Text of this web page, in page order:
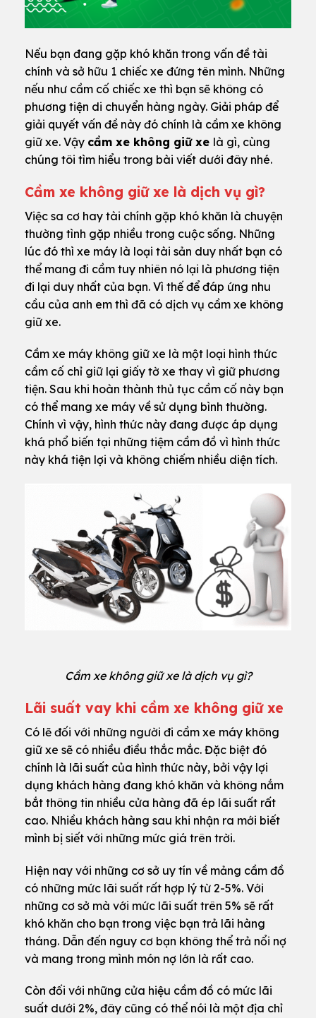
Nếu bạn đang gặp khó khăn trong vấn đề tài
chính và sở hữu 1 chiếc xe đứng tên mình. Những
nếu như cầm cố chiếc xe thì bạn sẽ không có
phương tiện di chuyển hàng ngày. Giải pháp để
giải quyết vấn đề này đó chính là cầm xe không
giữ xe. Vậy cầm xe không giữ xe là gì, cùng
chúng tôi tìm hiểu trong bài viết dưới đây nhé.
Cầm xe không giữ xe là dịch vụ gì?
Việc sa cơ hay tài chính gặp khó khăn là chuyện
thường tình gặp nhiều trong cuộc sống. Những
lúc đó thì xe máy là loại tài sản duy nhất bạn có
thể mang đi cầm tuy nhiên nó lại là phương tiện
đi lại duy nhất của bạn. Vì thế để đáp ứng nhu
cầu của anh em thì đã có dịch vụ cầm xe không
giữ xe.
Cầm xe máy không giữ xe là một loại hình thức
cầm cố chỉ giữ lại giấy tờ xe thay vì giữ phương
tiện. Sau khi hoàn thành thủ tục cầm cố này bạn
có thể mang xe máy về sử dụng bình thường.
Chính vì vậy, hình thức này đang được áp dụng
khá phổ biến tại những tiệm cầm đồ vì hình thức
này khá tiện lợi và không chiếm nhiều diện tích.
Cầm xe không giữ xe là dịch vụ gì?
Lãi suất vay khi cầm xe không giữ xe
Có lẽ đối với những người đi cầm xe máy không
giữ xe sẽ có nhiều điều thắc mắc. Đặc biệt đó
chính là lãi suất của hình thức này, bởi vậy lợi
dụng khách hàng đang khó khăn và không nắm
bắt thông tin nhiều cửa hàng đã ép lãi suất rất
cao. Nhiều khách hàng sau khi nhận ra mới biết
mình bị siết với những mức giá trên trời.
Hiện nay với những cơ sở uy tín về mảng cầm đồ
có những mức lãi suất rất hợp lý từ 2-5%. Với
những cơ sở mà với mức lãi suất trên 5% sẽ rất
khó khăn cho bạn trong việc bạn trả lãi hàng
tháng. Dẫn đến nguy cơ bạn không thể trả nổi nợ
và mang trong mình món nợ lớn là rất cao.
Còn đối với những cửa hiệu cầm đồ có mức lãi
suất dưới 2%, đây cũng có thể nói là một địa chỉ